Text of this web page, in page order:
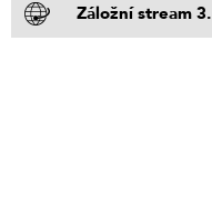
Záložní stream 3.